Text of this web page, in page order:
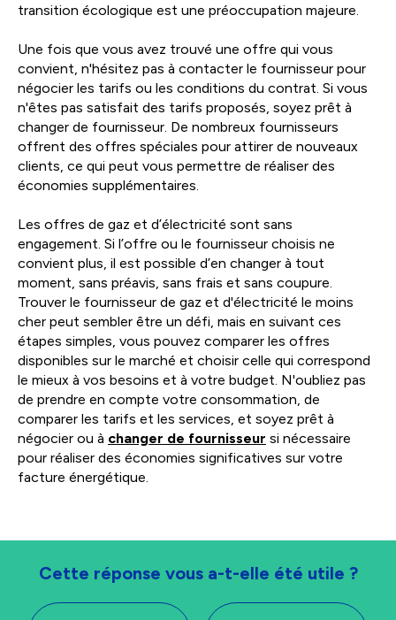
transition écologique est une préoccupation majeure.
Une fois que vous avez trouvé une offre qui vous
convient, n'hésitez pas à contacter le fournisseur pour
négocier les tarifs ou les conditions du contrat. Si vous
n'êtes pas satisfait des tarifs proposés, soyez prêt à
changer de fournisseur. De nombreux fournisseurs
offrent des offres spéciales pour attirer de nouveaux
clients, ce qui peut vous permettre de réaliser des
économies supplémentaires.
Les offres de gaz et d’électricité sont sans
engagement. Si l’offre ou le fournisseur choisis ne
convient plus, il est possible d’en changer à tout
moment, sans préavis, sans frais et sans coupure.
Trouver le fournisseur de gaz et d'électricité le moins
cher peut sembler être un défi, mais en suivant ces
étapes simples, vous pouvez comparer les offres
disponibles sur le marché et choisir celle qui correspond
le mieux à vos besoins et à votre budget. N'oubliez pas
de prendre en compte votre consommation, de
comparer les tarifs et les services, et soyez prêt à
négocier ou à changer de fournisseur si nécessaire
pour réaliser des économies significatives sur votre
facture énergétique.
Cette réponse vous a-t-elle été utile ?